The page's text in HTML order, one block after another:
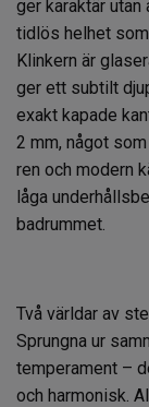
ger karaktär
tidlös helhet
Klinkern är
ger ett subtilt
exakt kapade
2 mm, något
ren och modern
låga
badrummet.
Två världar av
Sprungna ur
temperament –
och harmonisk.